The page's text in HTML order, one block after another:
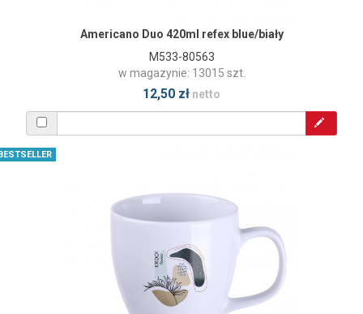
Americano Duo 420ml refex blue/biały
M533-80563
w magazynie: 13015 szt.
12,50 zł netto